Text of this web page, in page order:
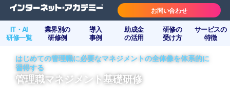
IT・AI
研修一覧
業界別の
研修例
導入
事例
助成金
の活用
研修の
受け方
サービスの
特徴
お問い合わせ
はじめての管理職に必要なマネジメントの全体像を体系的に
習得する
管理職マネジメント基礎研修